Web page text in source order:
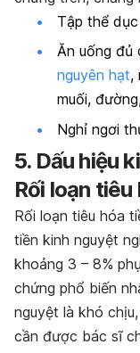
Tập thể
Ăn uống đủ
nguyên hạt,
muối,
Nghỉ ngơi
5. Dấu hiệu
Rối loạn
Rối loạn tiêu hóa
tiền kinh nguyệt
khoảng 3 – 8%
chứng phổ biến
nguyệt là khó
cần được bác sĩ